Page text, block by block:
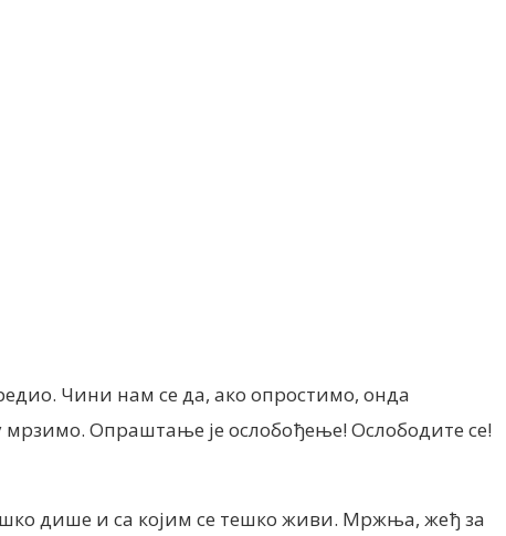
Чини нам се да, ако опростимо, онда
Опраштање је ослобођење! Ослободите се!
дише и са којим се тешко живи. Мржња, жеђ за